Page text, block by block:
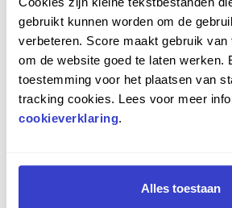
gebruikt kunnen worden om de
verbeteren. Score maakt gebruik van
om de website goed te laten werken.
toestemming voor het plaatsen van
tracking cookies. Lees voor meer
cookieverklaring.
Alles toestaan
2 Opties